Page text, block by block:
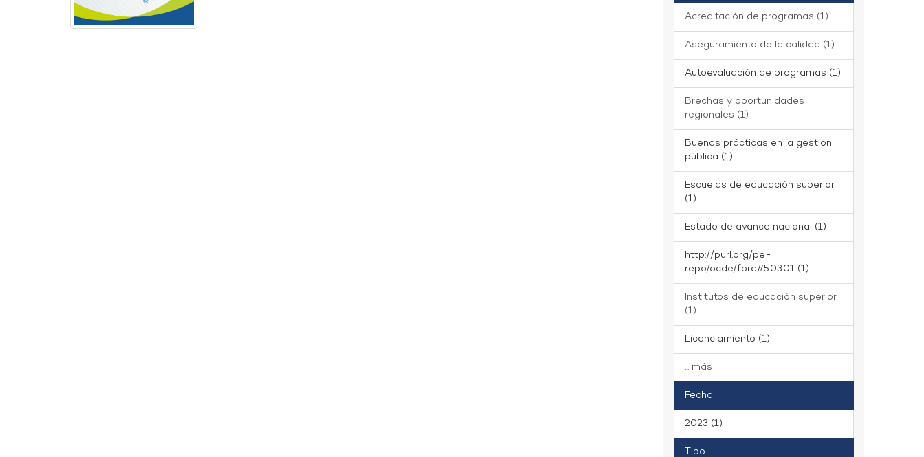
Acreditación de programas (1)
Aseguramiento de la calidad (1)
Autoevaluación de programas (1)
Brechas y oportunidades
regionales (1)
Buenas prácticas en la gestión
pública (1)
Escuelas de educación superior
(1)
Estado de avance nacional (1)
http://purl.org/pe-
repo/ocde/ford#5.03.01 (1)
Institutos de educación superior
(1)
Licenciamiento (1)
... más
Fecha
2023 (1)
Tipo